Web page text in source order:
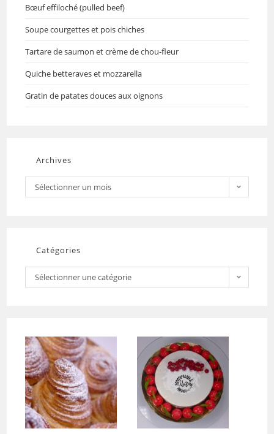
Bœuf effiloché (pulled beef)
Soupe courgettes et pois chiches
Tartare de saumon et crème de chou-fleur
Quiche betteraves et mozzarella
Gratin de patates douces aux oignons
Archives
Sélectionner un mois
Catégories
Sélectionner une catégorie